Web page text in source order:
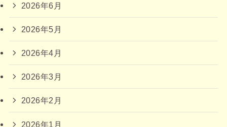
2026年6月
2026年5月
2026年4月
2026年3月
2026年2月
2026年1月